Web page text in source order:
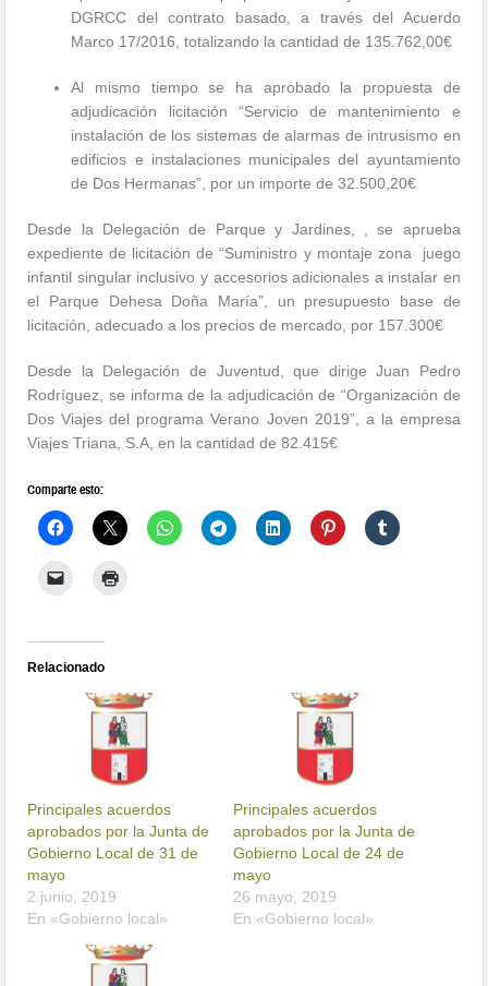
DGRCC del contrato basado, a través del Acuerdo
Marco 17/2016, totalizando la cantidad de 135.762,00€
Al mismo tiempo se ha aprobado la propuesta de
adjudicación licitación “Servicio de mantenimiento e
instalación de los sistemas de alarmas de intrusismo en
edificios e instalaciones municipales del ayuntamiento
de Dos Hermanas”, por un importe de 32.500,20€
Desde la Delegación de Parque y Jardines, , se aprueba
expediente de licitación de “Suministro y montaje zona juego
infantil singular inclusivo y accesorios adicionales a instalar en
el Parque Dehesa Doña María”, un presupuesto base de
licitación, adecuado a los precios de mercado, por 157.300€
Desde la Delegación de Juventud, que dirige Juan Pedro
Rodríguez, se informa de la adjudicación de “Organización de
Dos Viajes del programa Verano Joven 2019”, a la empresa
Viajes Triana, S.A, en la cantidad de 82.415€
Comparte esto:
Relacionado
Principales acuerdos
aprobados por la Junta de
Gobierno Local de 31 de
mayo
2 junio, 2019
En «Gobierno local»
Principales acuerdos
aprobados por la Junta de
Gobierno Local de 24 de
mayo
26 mayo, 2019
En «Gobierno local»